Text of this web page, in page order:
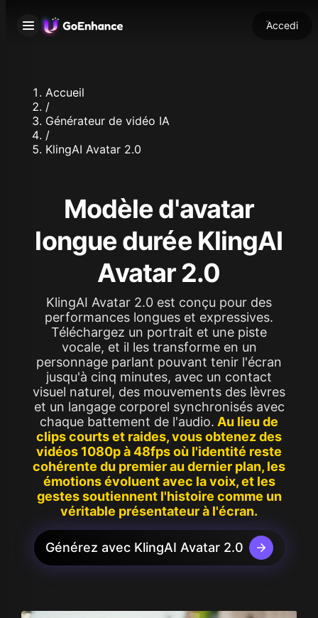
Accedi
Accueil
/
Générateur de vidéo IA
/
KlingAI Avatar 2.0
Modèle d'avatar
longue durée KlingAI
Avatar 2.0
KlingAI Avatar 2.0 est conçu pour des
performances longues et expressives.
Téléchargez un portrait et une piste
vocale, et il les transforme en un
personnage parlant pouvant tenir l'écran
jusqu'à cinq minutes, avec un contact
visuel naturel, des mouvements des lèvres
et un langage corporel synchronisés avec
chaque battement de l'audio. Au lieu de
clips courts et raides, vous obtenez des
vidéos 1080p à 48fps où l'identité reste
cohérente du premier au dernier plan, les
émotions évoluent avec la voix, et les
gestes soutiennent l'histoire comme un
véritable présentateur à l'écran.
Générez avec KlingAI Avatar 2.0